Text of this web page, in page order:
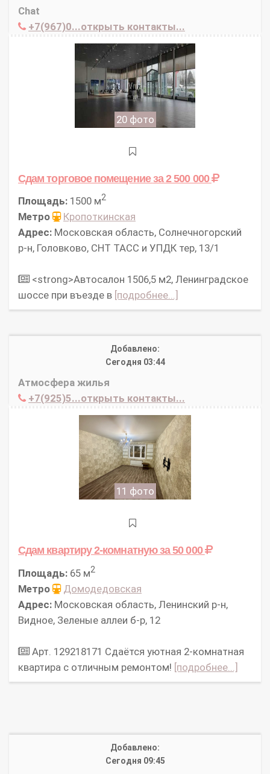
Chat
+7(967)0...открыть контакты...
20 фото
Сдам торговое помещениеза 2 500 000
Площадь: 1500 м2
Метро
Кропоткинская
Адрес: Московская область, Солнечногорский
р-н, Головково, СНТ ТАСС и УПДК тер, 13/1
<strong>Автосалон 1506,5 м2, Ленинградское
шоссе при въезде в [подробнее...]
Добавлено:
Сегодня 03:44
Атмосфера жилья
+7(925)5...открыть контакты...
11 фото
Сдам квартиру 2-комнатнуюза 50 000
Площадь: 65 м2
Метро
Домодедовская
Адрес: Московская область, Ленинский р-н,
Видное, Зеленые аллеи б-р, 12
Арт. 129218171 Сдаётся уютная 2-комнатная
квартира с отличным ремонтом! [подробнее...]
Добавлено:
Сегодня 09:45